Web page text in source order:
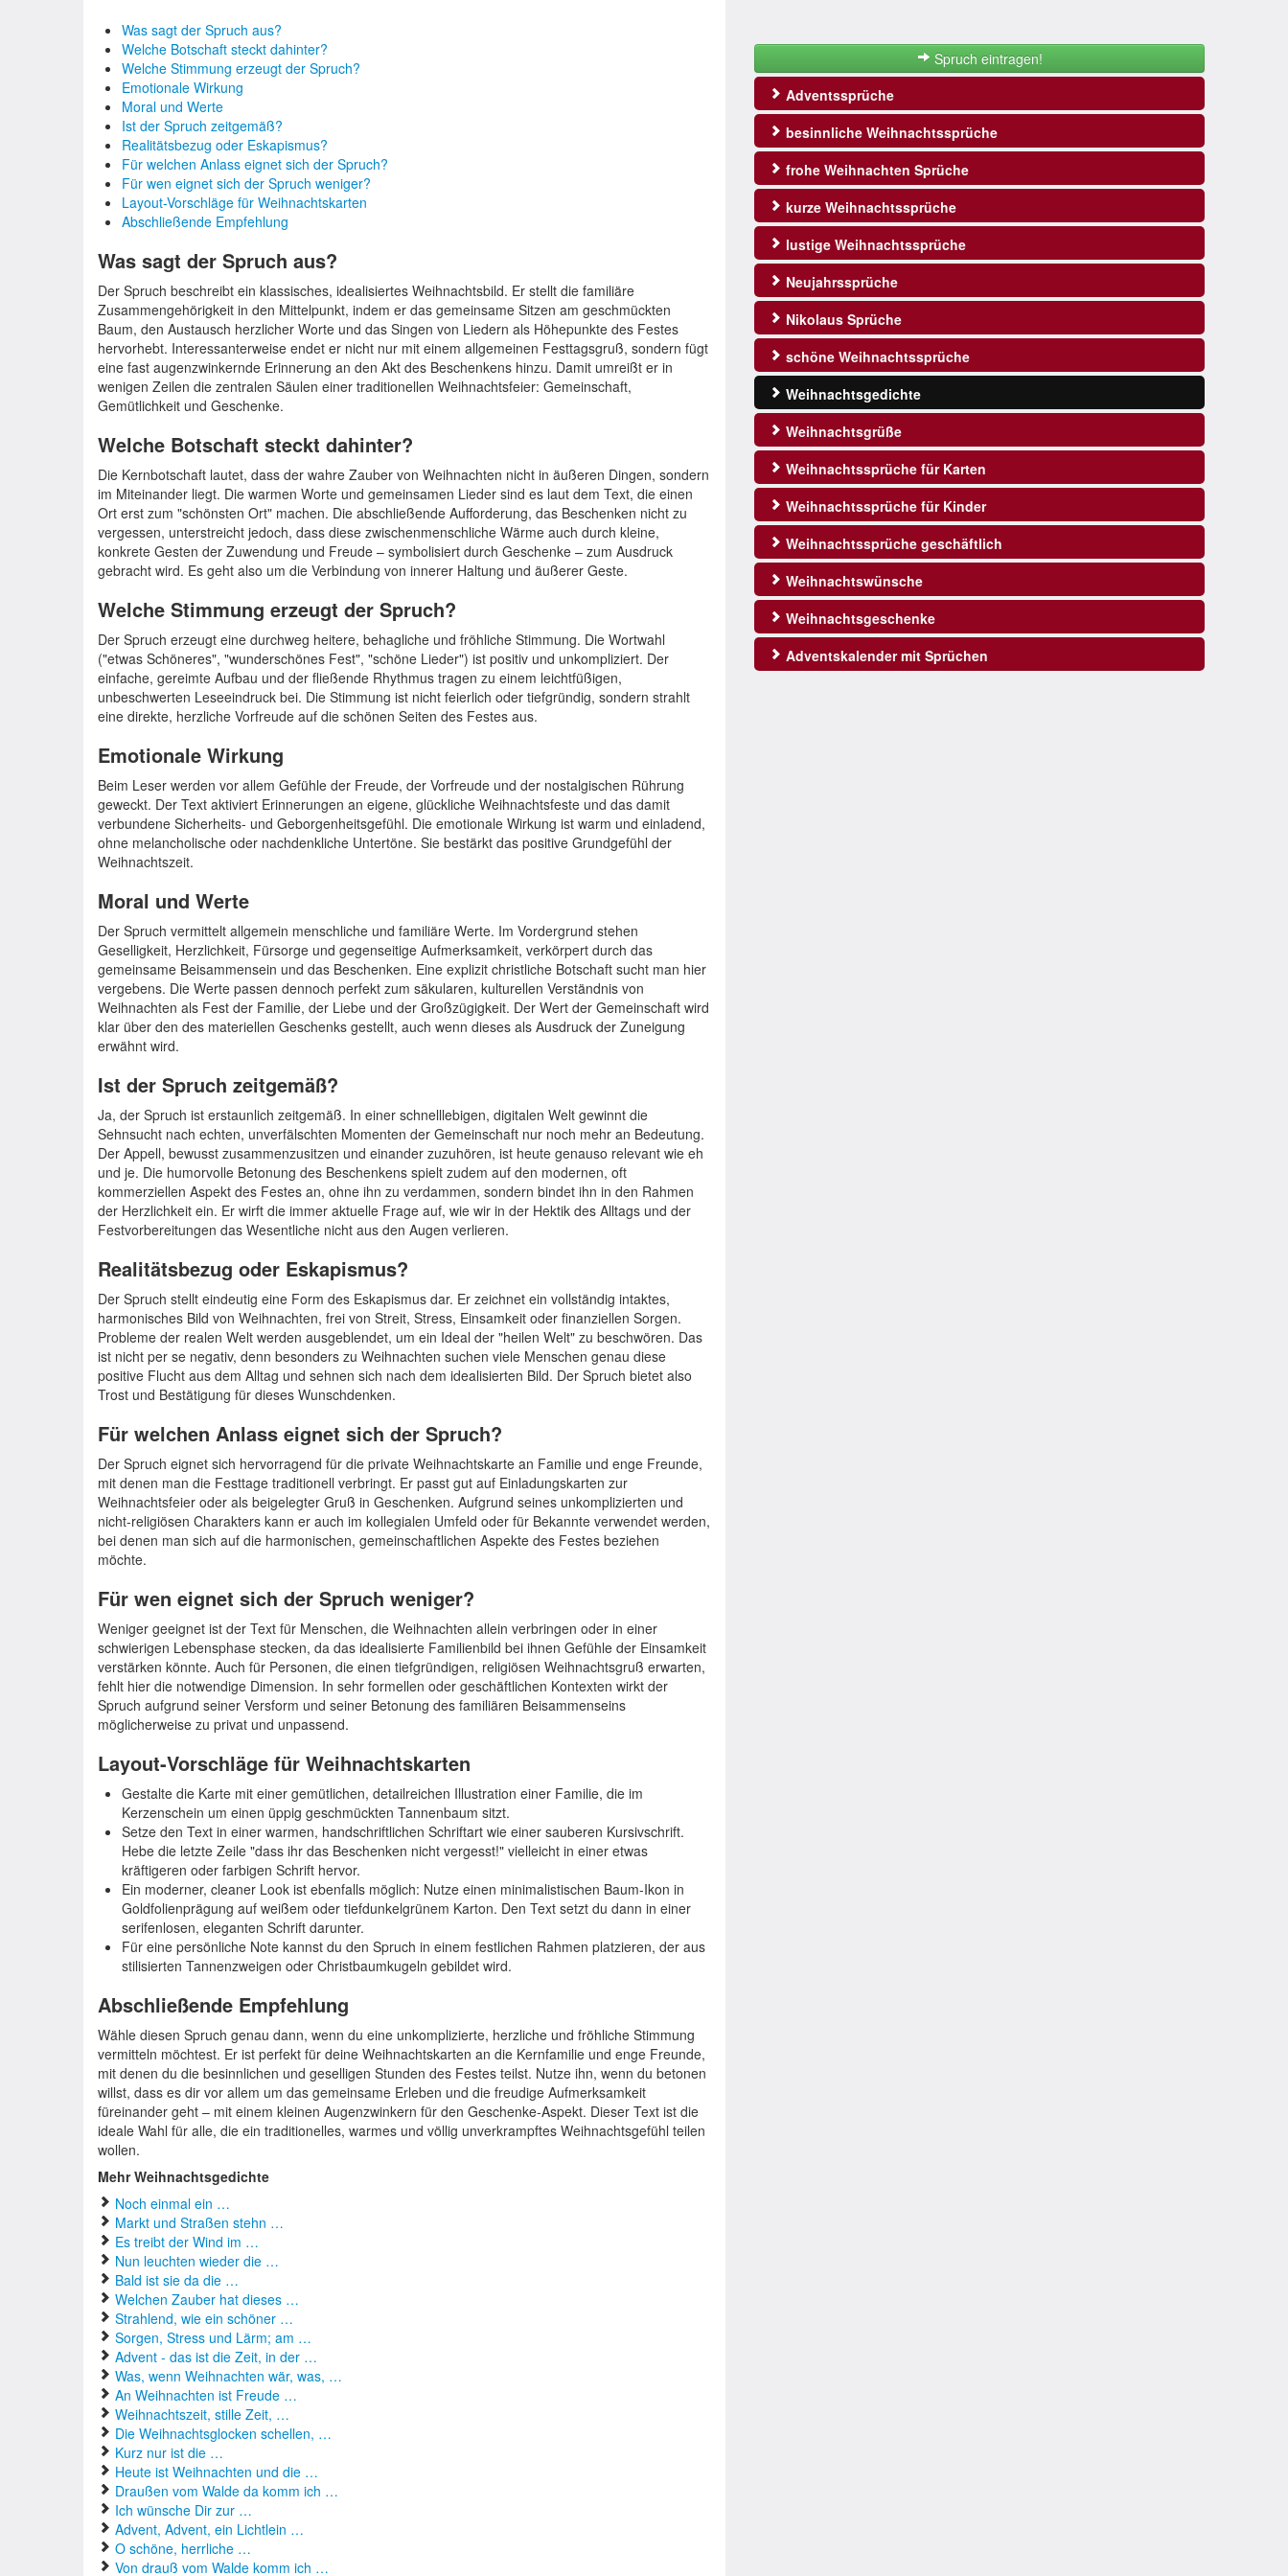
Was sagt der Spruch aus?
Welche Botschaft steckt dahinter?
Welche Stimmung erzeugt der Spruch?
Emotionale Wirkung
Moral und Werte
Ist der Spruch zeitgemäß?
Realitätsbezug oder Eskapismus?
Für welchen Anlass eignet sich der Spruch?
Für wen eignet sich der Spruch weniger?
Layout-Vorschläge für Weihnachtskarten
Abschließende Empfehlung
Was sagt der Spruch aus?
Der Spruch beschreibt ein klassisches, idealisiertes Weihnachtsbild. Er stellt die familiäre
Zusammengehörigkeit in den Mittelpunkt, indem er das gemeinsame Sitzen am geschmückten
Baum, den Austausch herzlicher Worte und das Singen von Liedern als Höhepunkte des Festes
hervorhebt. Interessanterweise endet er nicht nur mit einem allgemeinen Festtagsgruß, sondern fügt
eine fast augenzwinkernde Erinnerung an den Akt des Beschenkens hinzu. Damit umreißt er in
wenigen Zeilen die zentralen Säulen einer traditionellen Weihnachtsfeier: Gemeinschaft,
Gemütlichkeit und Geschenke.
Welche Botschaft steckt dahinter?
Die Kernbotschaft lautet, dass der wahre Zauber von Weihnachten nicht in äußeren Dingen, sondern
im Miteinander liegt. Die warmen Worte und gemeinsamen Lieder sind es laut dem Text, die einen
Ort erst zum "schönsten Ort" machen. Die abschließende Aufforderung, das Beschenken nicht zu
vergessen, unterstreicht jedoch, dass diese zwischenmenschliche Wärme auch durch kleine,
konkrete Gesten der Zuwendung und Freude – symbolisiert durch Geschenke – zum Ausdruck
gebracht wird. Es geht also um die Verbindung von innerer Haltung und äußerer Geste.
Welche Stimmung erzeugt der Spruch?
Der Spruch erzeugt eine durchweg heitere, behagliche und fröhliche Stimmung. Die Wortwahl
("etwas Schöneres", "wunderschönes Fest", "schöne Lieder") ist positiv und unkompliziert. Der
einfache, gereimte Aufbau und der fließende Rhythmus tragen zu einem leichtfüßigen,
unbeschwerten Leseeindruck bei. Die Stimmung ist nicht feierlich oder tiefgründig, sondern strahlt
eine direkte, herzliche Vorfreude auf die schönen Seiten des Festes aus.
Emotionale Wirkung
Beim Leser werden vor allem Gefühle der Freude, der Vorfreude und der nostalgischen Rührung
geweckt. Der Text aktiviert Erinnerungen an eigene, glückliche Weihnachtsfeste und das damit
verbundene Sicherheits- und Geborgenheitsgefühl. Die emotionale Wirkung ist warm und einladend,
ohne melancholische oder nachdenkliche Untertöne. Sie bestärkt das positive Grundgefühl der
Weihnachtszeit.
Moral und Werte
Der Spruch vermittelt allgemein menschliche und familiäre Werte. Im Vordergrund stehen
Geselligkeit, Herzlichkeit, Fürsorge und gegenseitige Aufmerksamkeit, verkörpert durch das
gemeinsame Beisammensein und das Beschenken. Eine explizit christliche Botschaft sucht man hier
vergebens. Die Werte passen dennoch perfekt zum säkularen, kulturellen Verständnis von
Weihnachten als Fest der Familie, der Liebe und der Großzügigkeit. Der Wert der Gemeinschaft wird
klar über den des materiellen Geschenks gestellt, auch wenn dieses als Ausdruck der Zuneigung
erwähnt wird.
Ist der Spruch zeitgemäß?
Ja, der Spruch ist erstaunlich zeitgemäß. In einer schnelllebigen, digitalen Welt gewinnt die
Sehnsucht nach echten, unverfälschten Momenten der Gemeinschaft nur noch mehr an Bedeutung.
Der Appell, bewusst zusammenzusitzen und einander zuzuhören, ist heute genauso relevant wie eh
und je. Die humorvolle Betonung des Beschenkens spielt zudem auf den modernen, oft
kommerziellen Aspekt des Festes an, ohne ihn zu verdammen, sondern bindet ihn in den Rahmen
der Herzlichkeit ein. Er wirft die immer aktuelle Frage auf, wie wir in der Hektik des Alltags und der
Festvorbereitungen das Wesentliche nicht aus den Augen verlieren.
Realitätsbezug oder Eskapismus?
Der Spruch stellt eindeutig eine Form des Eskapismus dar. Er zeichnet ein vollständig intaktes,
harmonisches Bild von Weihnachten, frei von Streit, Stress, Einsamkeit oder finanziellen Sorgen.
Probleme der realen Welt werden ausgeblendet, um ein Ideal der "heilen Welt" zu beschwören. Das
ist nicht per se negativ, denn besonders zu Weihnachten suchen viele Menschen genau diese
positive Flucht aus dem Alltag und sehnen sich nach dem idealisierten Bild. Der Spruch bietet also
Trost und Bestätigung für dieses Wunschdenken.
Für welchen Anlass eignet sich der Spruch?
Der Spruch eignet sich hervorragend für die private Weihnachtskarte an Familie und enge Freunde,
mit denen man die Festtage traditionell verbringt. Er passt gut auf Einladungskarten zur
Weihnachtsfeier oder als beigelegter Gruß in Geschenken. Aufgrund seines unkomplizierten und
nicht-religiösen Charakters kann er auch im kollegialen Umfeld oder für Bekannte verwendet werden,
bei denen man sich auf die harmonischen, gemeinschaftlichen Aspekte des Festes beziehen
möchte.
Für wen eignet sich der Spruch weniger?
Weniger geeignet ist der Text für Menschen, die Weihnachten allein verbringen oder in einer
schwierigen Lebensphase stecken, da das idealisierte Familienbild bei ihnen Gefühle der Einsamkeit
verstärken könnte. Auch für Personen, die einen tiefgründigen, religiösen Weihnachtsgruß erwarten,
fehlt hier die notwendige Dimension. In sehr formellen oder geschäftlichen Kontexten wirkt der
Spruch aufgrund seiner Versform und seiner Betonung des familiären Beisammenseins
möglicherweise zu privat und unpassend.
Layout-Vorschläge für Weihnachtskarten
Gestalte die Karte mit einer gemütlichen, detailreichen Illustration einer Familie, die im
Kerzenschein um einen üppig geschmückten Tannenbaum sitzt.
Setze den Text in einer warmen, handschriftlichen Schriftart wie einer sauberen Kursivschrift.
Hebe die letzte Zeile "dass ihr das Beschenken nicht vergesst!" vielleicht in einer etwas
kräftigeren oder farbigen Schrift hervor.
Ein moderner, cleaner Look ist ebenfalls möglich: Nutze einen minimalistischen Baum-Ikon in
Goldfolienprägung auf weißem oder tiefdunkelgrünem Karton. Den Text setzt du dann in einer
serifenlosen, eleganten Schrift darunter.
Für eine persönliche Note kannst du den Spruch in einem festlichen Rahmen platzieren, der aus
stilisierten Tannenzweigen oder Christbaumkugeln gebildet wird.
Abschließende Empfehlung
Wähle diesen Spruch genau dann, wenn du eine unkomplizierte, herzliche und fröhliche Stimmung
vermitteln möchtest. Er ist perfekt für deine Weihnachtskarten an die Kernfamilie und enge Freunde,
mit denen du die besinnlichen und geselligen Stunden des Festes teilst. Nutze ihn, wenn du betonen
willst, dass es dir vor allem um das gemeinsame Erleben und die freudige Aufmerksamkeit
füreinander geht – mit einem kleinen Augenzwinkern für den Geschenke-Aspekt. Dieser Text ist die
ideale Wahl für alle, die ein traditionelles, warmes und völlig unverkrampftes Weihnachtsgefühl teilen
wollen.
Mehr Weihnachtsgedichte
Noch einmal ein …
Markt und Straßen stehn …
Es treibt der Wind im …
Nun leuchten wieder die …
Bald ist sie da die …
Welchen Zauber hat dieses …
Strahlend, wie ein schöner …
Sorgen, Stress und Lärm; am …
Advent - das ist die Zeit, in der …
Was, wenn Weihnachten wär, was, …
An Weihnachten ist Freude …
Weihnachtszeit, stille Zeit, …
Die Weihnachtsglocken schellen, …
Kurz nur ist die …
Heute ist Weihnachten und die …
Draußen vom Walde da komm ich …
Ich wünsche Dir zur …
Advent, Advent, ein Lichtlein …
O schöne, herrliche …
Von drauß vom Walde komm ich …
Spruch eintragen!
Adventssprüche
besinnliche Weihnachtssprüche
frohe Weihnachten Sprüche
kurze Weihnachtssprüche
lustige Weihnachtssprüche
Neujahrssprüche
Nikolaus Sprüche
schöne Weihnachtssprüche
Weihnachtsgedichte
Weihnachtsgrüße
Weihnachtssprüche für Karten
Weihnachtssprüche für Kinder
Weihnachtssprüche geschäftlich
Weihnachtswünsche
Weihnachtsgeschenke
Adventskalender mit Sprüchen